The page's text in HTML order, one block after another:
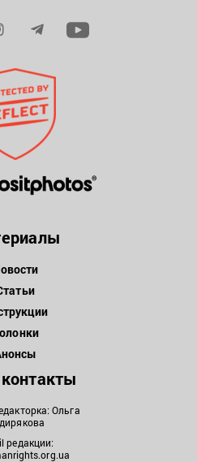
Ольга
редакции: